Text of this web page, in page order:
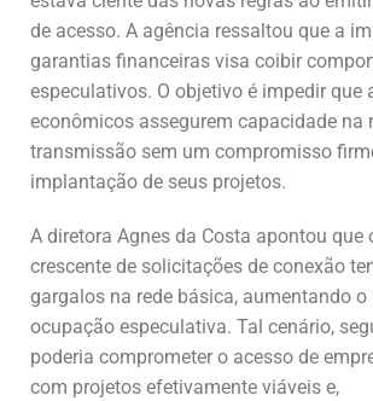
de acesso. A agência ressaltou que a
garantias financeiras visa coibir
especulativos. O objetivo é impedir que
econômicos assegurem capacidade na
transmissão sem um compromisso
implantação de seus projetos.
A diretora Agnes da Costa apontou que
crescente de solicitações de conexão
gargalos na rede básica, aumentando o
ocupação especulativa. Tal cenário,
poderia comprometer o acesso de
com projetos efetivamente viáveis e,